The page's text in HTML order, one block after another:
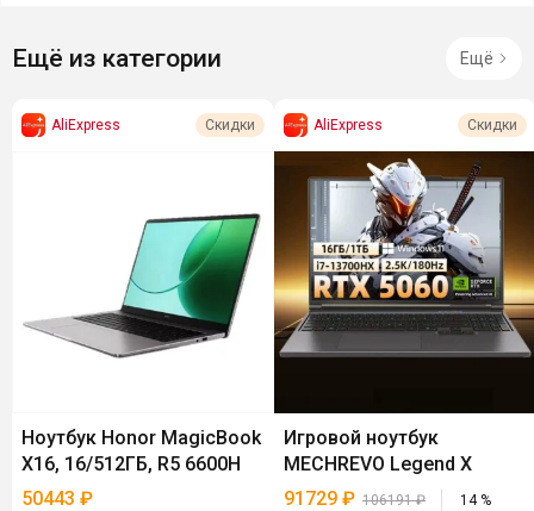
Ещё из категории Ещё
AliExpress Скидки
Ноутбук Honor MagicBook
X16, 16/512ГБ, R5 6600H
50443 ₽
AliExpress Скидки
Игровой ноутбук
MECHREVO Legend X
91729 ₽ 106191₽ 14%